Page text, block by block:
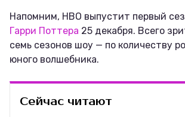
Напомним, HBO выпустит первый
Гарри Поттера 25 декабря. Всего
семь сезонов шоу — по количеству
юного волшебника.
Сейчас читают